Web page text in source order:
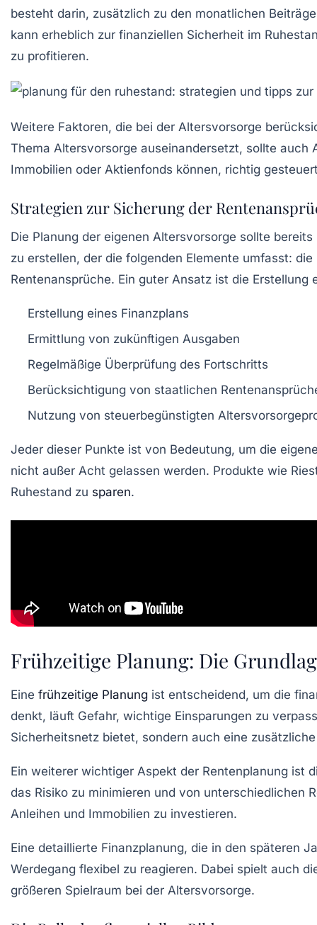
besteht darin, zusätzlich zu den monatlichen
kann erheblich zur finanziellen Sicherheit im
zu profitieren.
Weitere Faktoren, die bei der Altersvorsorge
Thema Altersvorsorge auseinandersetzt, sollte
Immobilien oder Aktienfonds können, richtig
Strategien zur Sicherung der
Die Planung der eigenen Altersvorsorge sollte
zu erstellen, der die folgenden Elemente umfasst:
Rentenansprüche. Ein guter Ansatz ist die
Erstellung eines Finanzplans
Ermittlung von zukünftigen Ausgaben
Regelmäßige Überprüfung des Fortschritts
Berücksichtigung von staatlichen
Nutzung von steuerbegünstigten
Jeder dieser Punkte ist von Bedeutung, um die
nicht außer Acht gelassen werden. Produkte wie
Ruhestand zu sparen.
Frühzeitige Planung: Die
Eine frühzeitige Planung ist entscheidend, um die
denkt, läuft Gefahr, wichtige Einsparungen zu
Sicherheitsnetz bietet, sondern auch eine
Ein weiterer wichtiger Aspekt der Rentenplanung ist
das Risiko zu minimieren und von unterschiedlichen
Anleihen und Immobilien zu investieren.
Eine detaillierte Finanzplanung, die in den späteren
Werdegang flexibel zu reagieren. Dabei spielt auch
größeren Spielraum bei der Altersvorsorge.